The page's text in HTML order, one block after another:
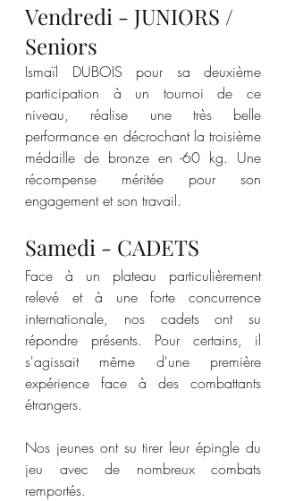
Vendredi - JUNIORS /
Seniors
Ismaïl DUBOIS pour sa deuxième
participation à un tournoi de ce
niveau, réalise une très belle
performance en décrochant la troisième
médaille de bronze en -60 kg. Une
récompense méritée pour son
engagement et son travail.
Samedi - CADETS
Face à un plateau particulièrement
relevé et à une forte concurrence
internationale, nos cadets ont su
répondre présents. Pour certains, il
s'agissait même d'une première
expérience face à des combattants
étrangers.
Nos jeunes ont su tirer leur épingle du
jeu avec de nombreux combats
remportés.